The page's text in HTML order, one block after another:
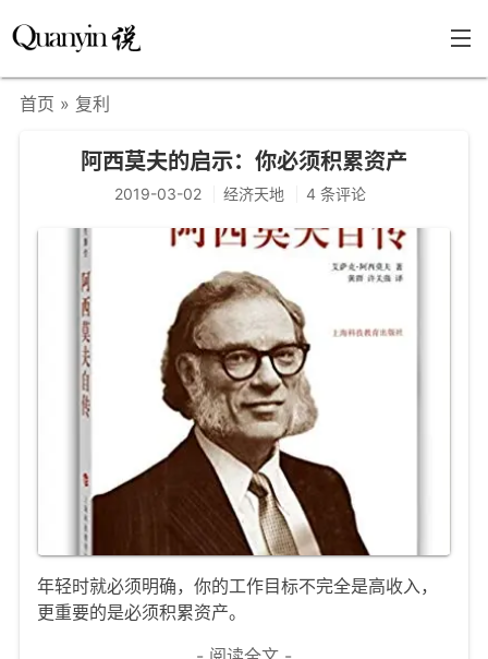
文章分类
精华荟萃
福利共享
其他页面
关于
只言片语
文章归档
谷歌站内搜索
留言板
友情链接
首页 » 复利
阿西莫夫的启示：你必须积累资产
2019-03-02 经济天地 4 条评论
年轻时就必须明确，你的工作目标不完全是高收入，
更重要的是必须积累资产。